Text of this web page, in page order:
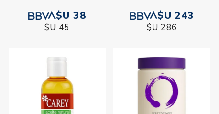
$U 38
$U 45
$U 243
$U 286